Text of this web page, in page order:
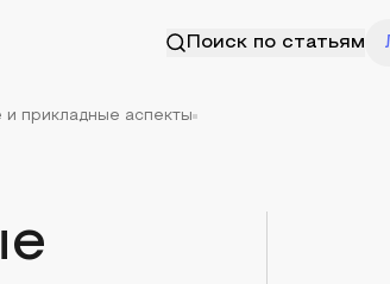
Поиск по статьям
прикладные аспекты